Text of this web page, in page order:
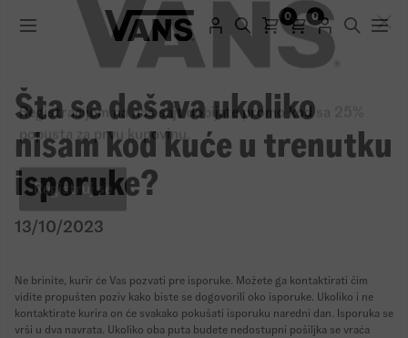
0 0
Šta se dešava ukoliko
nisam kod kuće u trenutku
isporuke?
13/10/2023
Ne brinite, kurir će Vas pozvati pre isporuke. Možete ga kontaktirati čim
vidite propušten poziv kako biste se dogovorili oko isporuke. Ukoliko i ne
kontaktirate kurira on će svakako pokušati isporuku naredni dan. Isporuka se
vrši u dva navrata. Ukoliko oba puta budete nedostupni pošiljka se vraća
Registracijom na naš sajt dobijate promo kod sa 25%
popusta za prvu kupovinu.
Registruj se